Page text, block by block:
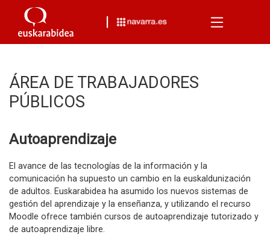
Menu
ÁREA DE TRABAJADORES
PÚBLICOS
Autoaprendizaje
El avance de las tecnologías de la información y la
comunicación ha supuesto un cambio en la euskaldunización
de adultos. Euskarabidea ha asumido los nuevos sistemas de
gestión del aprendizaje y la enseñanza, y utilizando el recurso
Moodle ofrece también cursos de autoaprendizaje tutorizado y
de autoaprendizaje libre.